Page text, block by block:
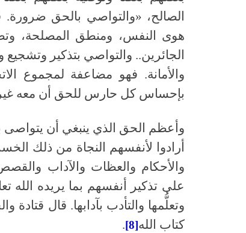
الصالح، «والتواصي بالحق ضرورة.
هوى النفس، ومنطق المصلحة،
الجائرين.. والتواصي بتذكير وتشجيع
والأمانة. فهو مضاعفة لمجموع
بإحساس كل حارس للحق أن معه
وأعظم الحق الذي ينبغي أن يتواصى
أرادوا لأنفسهم النجاة من ذلك
والأحكام والعظات والآداب
على تذكير أنفسهم بما يريده الله
وتعلُّمها والتأدب بآدابها. قال قتادة
كتاب الله[8]
.